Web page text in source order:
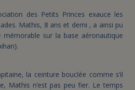
des Petits Princes exauce les
Mathis, 8 ans et demi , a ainsi pu
sur la base aéronautique
la ceinture bouclée comme s’il
Mathis n’est pas peu fier. Le temps